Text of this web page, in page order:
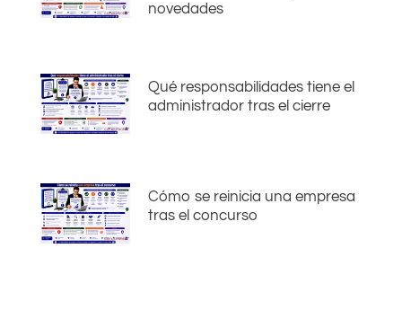
novedades
Qué responsabilidades tiene el
administrador tras el cierre
Cómo se reinicia una empresa
tras el concurso